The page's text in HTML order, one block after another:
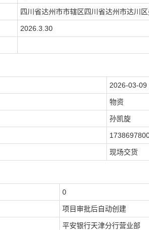
四川省达州市市辖区四川省达州市达川
2026.3.30
2026-03-09
物资
孙凯旋
现场交货
0
项目审批后自动创建
平安银行天津分行营业部